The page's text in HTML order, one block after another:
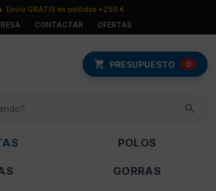
Envío GRATIS en pedidos +250 €
CONTACTAR OFERTAS
PRESUPUESTO 0
POLOS
GORRAS